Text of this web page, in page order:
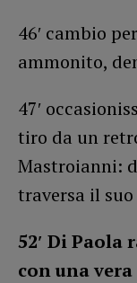
46′ cambio
ammonito,
47′
tiro da un
Mastroianni:
traversa il
52′ Di Paola
con una